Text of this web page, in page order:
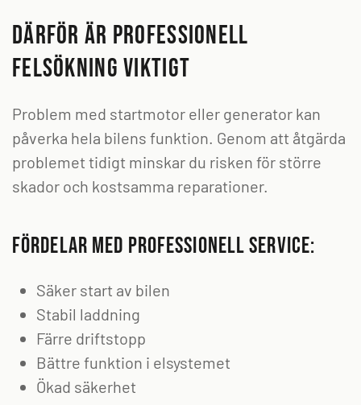
Därför är professionell
felsökning viktigt
Problem med startmotor eller generator kan
påverka hela bilens funktion. Genom att åtgärda
problemet tidigt minskar du risken för större
skador och kostsamma reparationer.
Fördelar med professionell service:
Säker start av bilen
Stabil laddning
Färre driftstopp
Bättre funktion i elsystemet
Ökad säkerhet